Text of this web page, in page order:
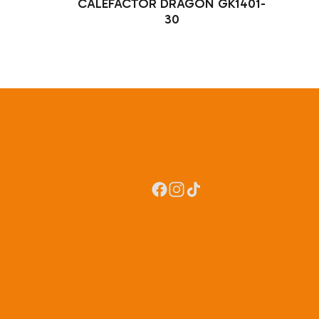
CALEFACTOR DRAGON GK1401-
30